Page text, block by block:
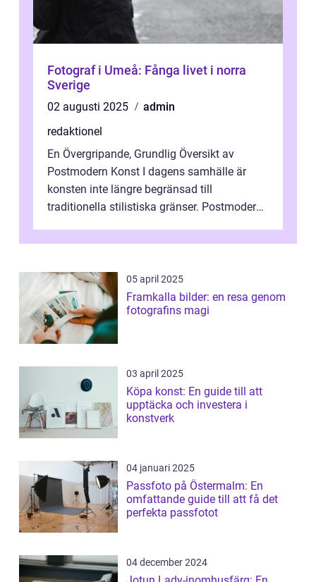
Fotograf i Umeå: Fånga livet i norra
Sverige
02 augusti 2025
admin
redaktionel
En Övergripande, Grundlig Översikt av
Postmodern Konst I dagens samhälle är
konsten inte längre begränsad till
traditionella stilistiska gränser. Postmodern
05 april 2025
Framkalla bilder: en resa genom
fotografins magi
03 april 2025
Köpa konst: En guide till att
upptäcka och investera i
konstverk
04 januari 2025
Passfoto på Östermalm: En
omfattande guide till att få det
perfekta passfotot
04 december 2024